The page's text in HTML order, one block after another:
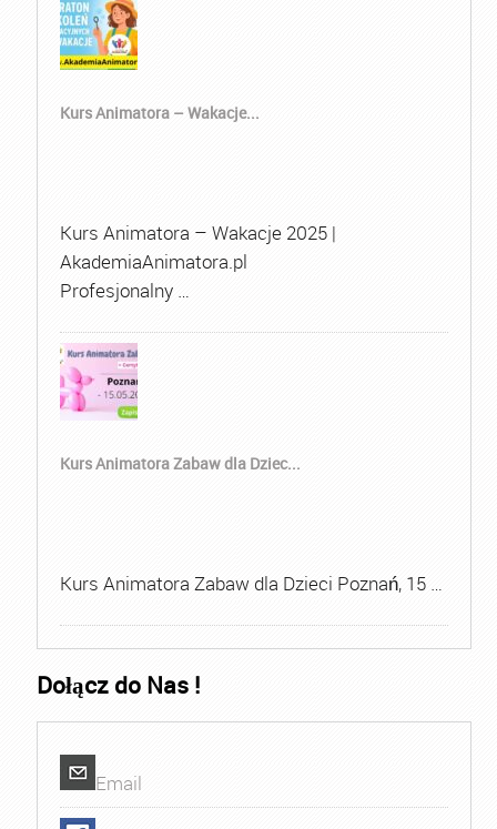
Kurs Animatora – Wakacje...
Kurs Animatora – Wakacje 2025 |
AkademiaAnimatora.pl
Profesjonalny …
Kurs Animatora Zabaw dla Dziec...
Kurs Animatora Zabaw dla Dzieci Poznań, 15 …
Dołącz do Nas !
Email